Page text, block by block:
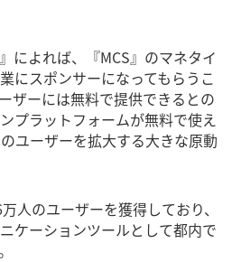
によれば、『MCS』のマネタイ
にスポンサーになってもらうこ
ザーには無料で提供できるとの
プラットフォームが無料で使え
ユーザーを拡大する大きな原動
人のユーザーを獲得しており、
ケーションツールとして都内で